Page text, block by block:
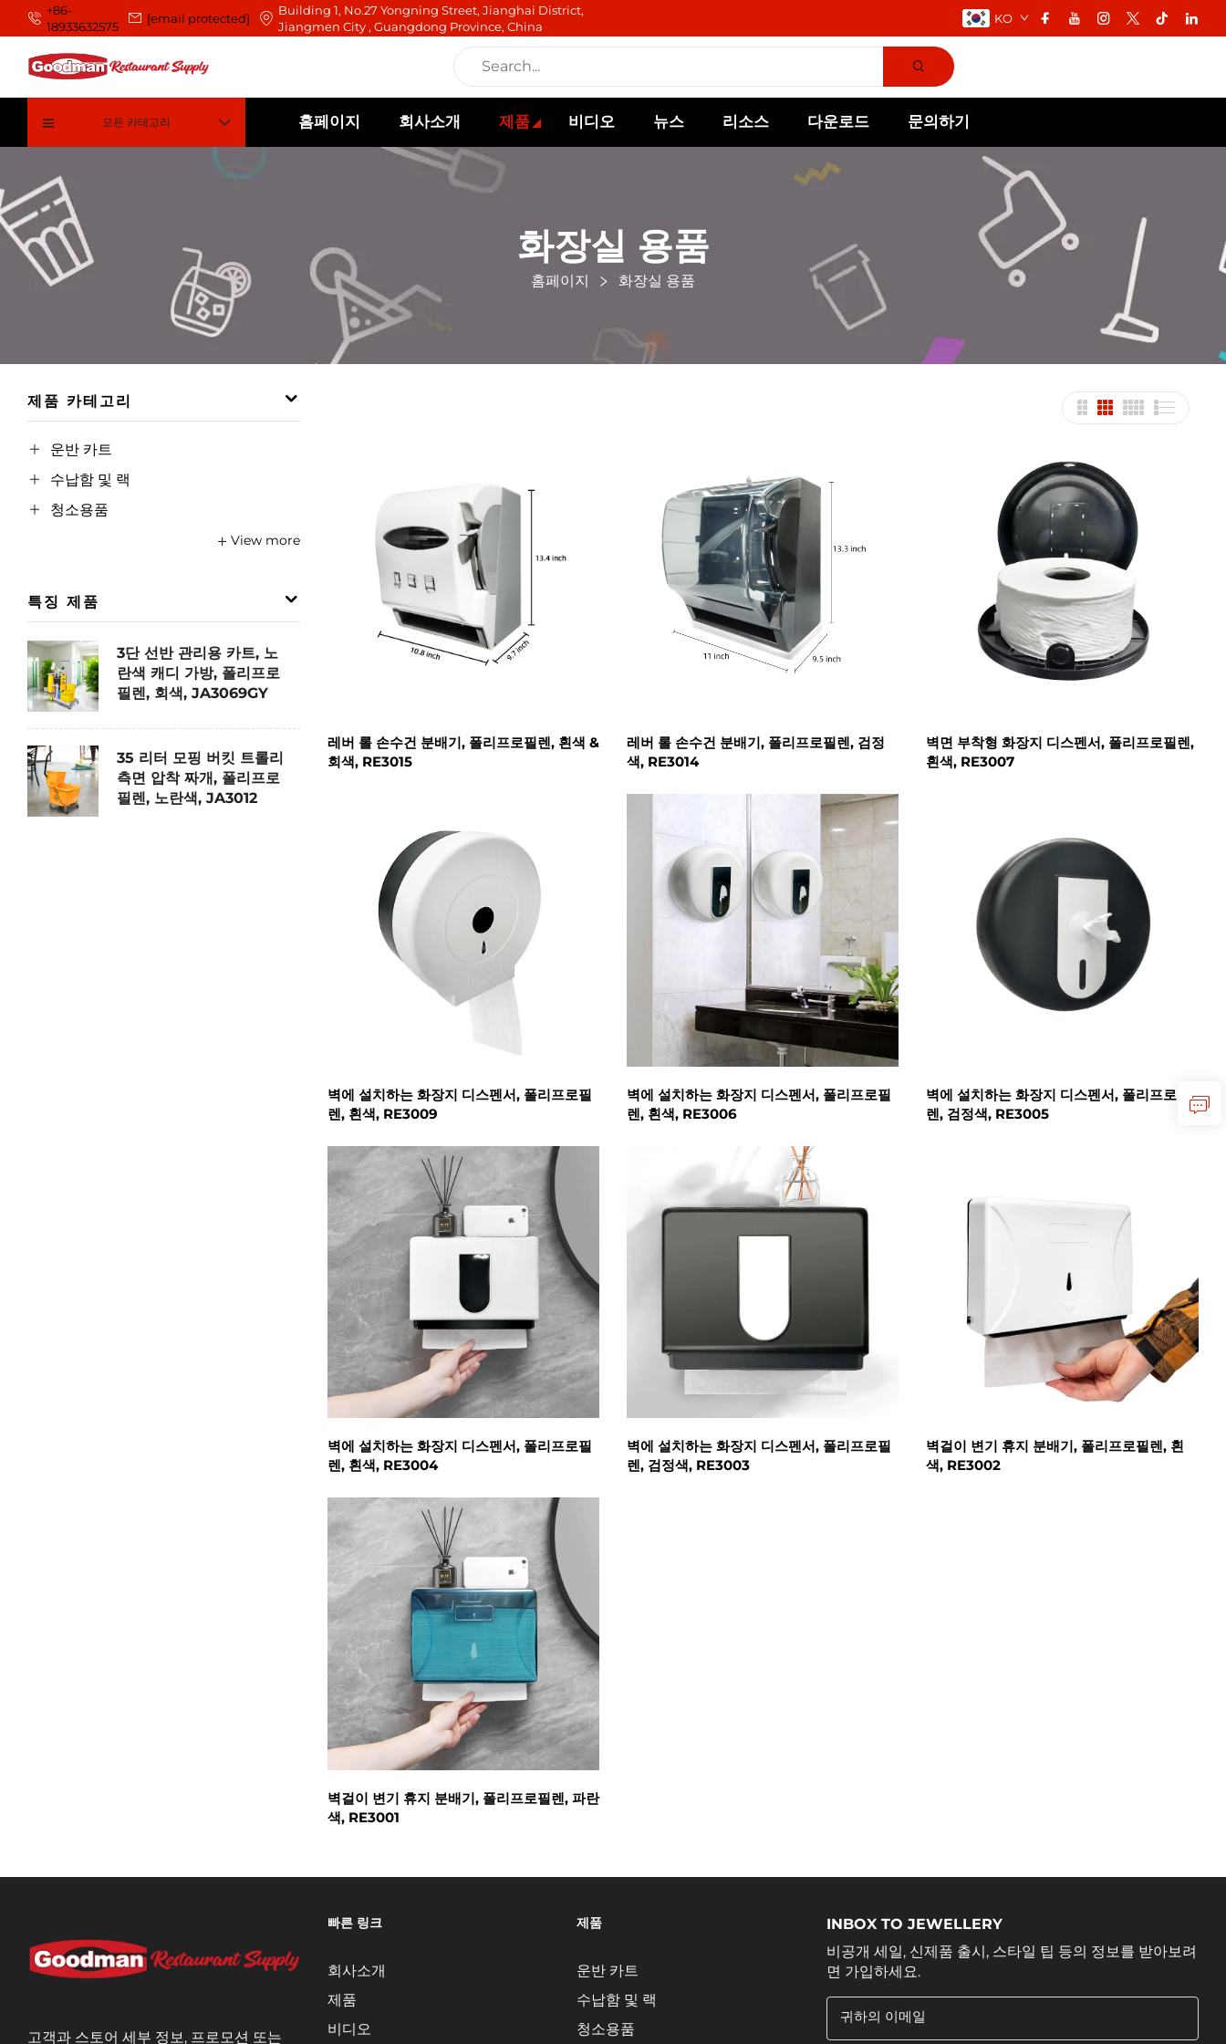
+86-
18933632575
[email protected]
Building 1, No.27 Yongning Street, Jianghai District,
Jiangmen City , Guangdong Province, China
KO
모든 카테고리 홈페이지 회사소개 제품 비디오 뉴스 리소스 다운로드 문의하기
화장실 용품
홈페이지 화장실 용품
제품 카테고리
운반 카트
수납함 및 랙
청소용품
View more
특징 제품
3단 선반 관리용 카트, 노
란색 캐디 가방, 폴리프로
필렌, 회색, JA3069GY
35 리터 모핑 버킷 트롤리
측면 압착 짜개, 폴리프로
필렌, 노란색, JA3012
레버 롤 손수건 분배기, 폴리프로필렌, 흰색 &
회색, RE3015
레버 롤 손수건 분배기, 폴리프로필렌, 검정
색, RE3014
벽면 부착형 화장지 디스펜서, 폴리프로필렌,
흰색, RE3007
벽에 설치하는 화장지 디스펜서, 폴리프로필
렌, 흰색, RE3009
벽에 설치하는 화장지 디스펜서, 폴리프로필
렌, 흰색, RE3006
벽에 설치하는 화장지 디스펜서, 폴리프로필
렌, 검정색, RE3005
벽에 설치하는 화장지 디스펜서, 폴리프로필
렌, 흰색, RE3004
벽에 설치하는 화장지 디스펜서, 폴리프로필
렌, 검정색, RE3003
벽걸이 변기 휴지 분배기, 폴리프로필렌, 흰
색, RE3002
벽걸이 변기 휴지 분배기, 폴리프로필렌, 파란
색, RE3001
고객과 스토어 세부 정보, 프로모션 또는
빠른 링크
회사소개
제품
비디오
제품
운반 카트
수납함 및 랙
청소용품
INBOX TO JEWELLERY
비공개 세일, 신제품 출시, 스타일 팁 등의 정보를 받아보려
면 가입하세요.
귀하의 이메일